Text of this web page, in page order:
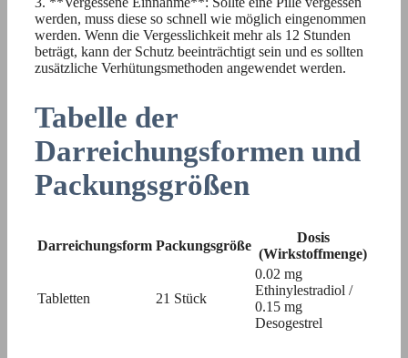
werden, muss diese so schnell wie möglich eingenommen
werden. Wenn die Vergesslichkeit mehr als 12 Stunden
beträgt, kann der Schutz beeinträchtigt sein und es sollten
zusätzliche Verhütungsmethoden angewendet werden.
Tabelle der
Darreichungsformen und
Packungsgrößen
Darreichungsform Packungsgröße
Dosis
(Wirkstoffmenge)
Tabletten 21 Stück
0.02 mg
Ethinylestradiol /
0.15 mg
Desogestrel